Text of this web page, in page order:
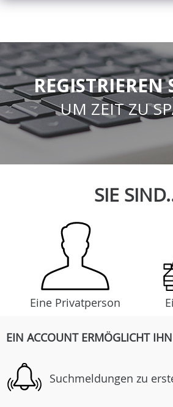
REGISTRIEREN
UM ZEIT ZU
SIE
Eine Privatperson
EIN ACCOUNT ERMÖGLICHT
Suchmeldungen zu